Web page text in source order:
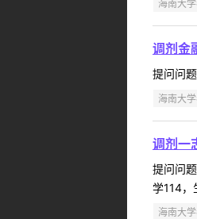
海南大
调剂金
提问问
海南大
调剂一
提问问
学114，
海南大